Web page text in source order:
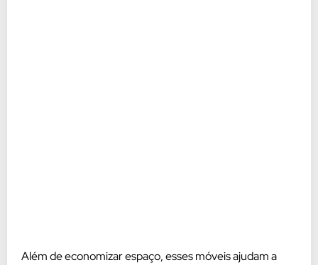
Além de economizar espaço, esses móveis ajudam a